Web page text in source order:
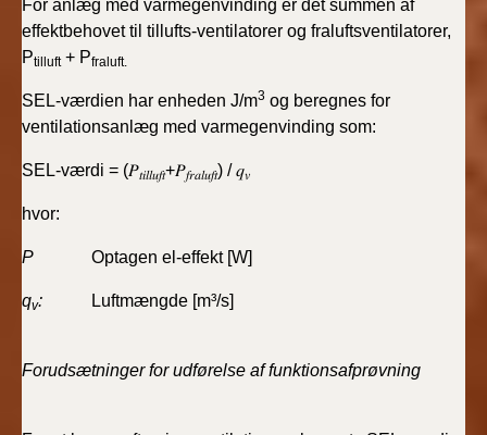
For anlæg med varmegenvinding er det summen af
effektbehovet til tillufts-ventilatorer og fraluftsventilatorer,
Ptilluft+ Pfraluft.
SEL-værdien har enheden J/m3 og beregnes for
ventilationsanlæg med varmegenvinding som:
SEL-værdi = (𝑃𝑡𝑖𝑙𝑙𝑢𝑓𝑡+𝑃𝑓𝑟𝑎𝑙𝑢𝑓𝑡) / 𝑞𝑣
hvor:
P Optagen el-effekt [W]
qv: Luftmængde [m³/s]
Forudsætninger for udførelse af funktionsafprøvning